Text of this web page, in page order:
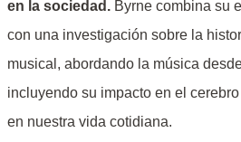
en la sociedad. Byrne combina su
con una investigación sobre la
musical, abordando la música
incluyendo su impacto en el
en nuestra vida cotidiana.